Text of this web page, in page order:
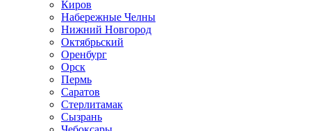
Киров
Набережные Челны
Нижний Новгород
Октябрьский
Оренбург
Орск
Пермь
Саратов
Стерлитамак
Сызрань